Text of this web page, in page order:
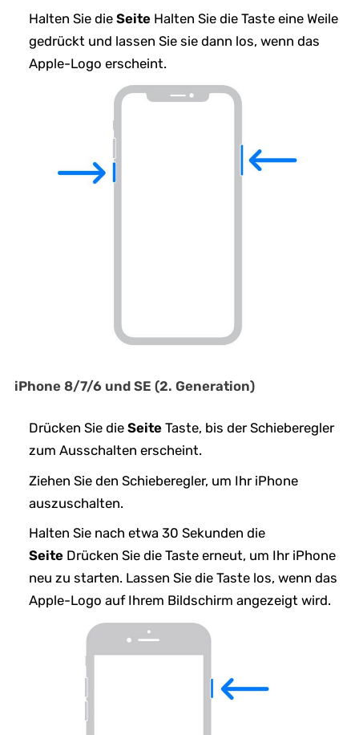
Halten Sie die Seite Halten Sie die Taste eine Weile
gedrückt und lassen Sie sie dann los, wenn das
Apple-Logo erscheint.
iPhone 8/7/6 und SE (2. Generation)
Drücken Sie die Seite Taste, bis der Schieberegler
zum Ausschalten erscheint.
Ziehen Sie den Schieberegler, um Ihr iPhone
auszuschalten.
Halten Sie nach etwa 30 Sekunden die
SeiteDrücken Sie die Taste erneut, um Ihr iPhone
neu zu starten. Lassen Sie die Taste los, wenn das
Apple-Logo auf Ihrem Bildschirm angezeigt wird.